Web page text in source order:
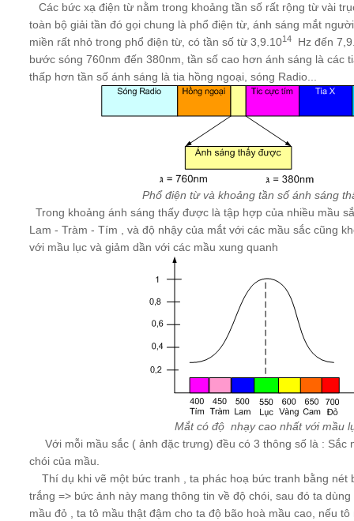
Các bức xạ điện từ nằm trong khoảng tần số rất rộng từ vài
toàn bộ giải tần đó gọi chung là phổ điện từ, ánh sáng mắt
miền rất nhỏ trong phổ điện từ, có tần số từ 3,9.1014
Hz đến
bước sóng 760nm đến 380nm, tần số cao hơn ánh sáng là các
thấp hơn tần số ánh sáng là tia hồng ngoại, sóng Radio...
Phổ điện từ và khoảng tần số ánh sáng
Trong khoảng ánh sáng thấy được là tập hợp của nhiều mầu
Lam - Tràm - Tím , và độ nhậy của mắt với các mầu sắc cũng
với mầu lục và giảm dần với các mầu xung quanh
Mắt có độ nhạy cao nhất với mầu
Với mỗi mầu sắc ( ảnh đặc trưng) đều có 3 thông số là : Sắc
chói của mầu.
Thí dụ khi vẽ một bức tranh , ta phác hoạ bức tranh bằng nét
trắng => bức ảnh này mang thông tin về độ chói, sau đó ta
mầu đỏ , ta tô mầu thật đậm cho ta độ bão hoà mầu cao, nếu